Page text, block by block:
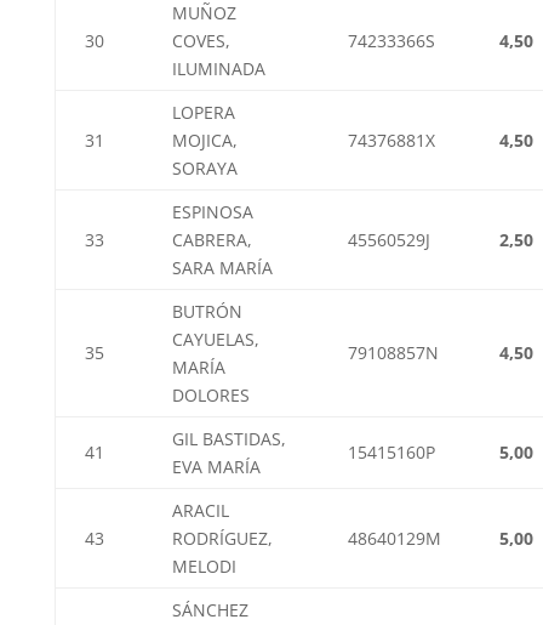
30
MUÑOZ
COVES,
ILUMINADA
74233366S 4,50
31
LOPERA
MOJICA,
SORAYA
74376881X 4,50
33
ESPINOSA
CABRERA,
SARA MARÍA
45560529J 2,50
35
BUTRÓN
CAYUELAS,
MARÍA
DOLORES
79108857N 4,50
41
GIL BASTIDAS,
EVA MARÍA
15415160P 5,00
43
ARACIL
RODRÍGUEZ,
MELODI
48640129M 5,00
SÁNCHEZ